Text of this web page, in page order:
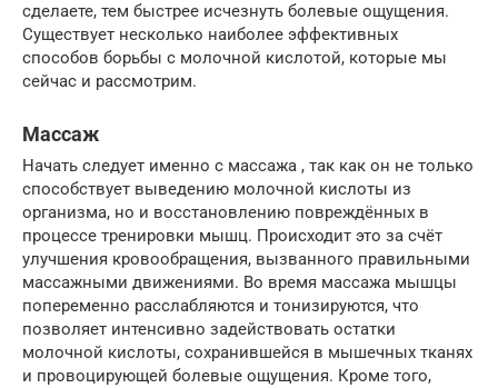
сделаете, тем быстрее исчезнуть болевые ощущения.
Существует несколько наиболее эффективных
способов борьбы с молочной кислотой, которые мы
сейчас и рассмотрим.
Массаж
Начать следует именно с массажа , так как он не только
способствует выведению молочной кислоты из
организма, но и восстановлению повреждённых в
процессе тренировки мышц. Происходит это за счёт
улучшения кровообращения, вызванного правильными
массажными движениями. Во время массажа мышцы
попеременно расслабляются и тонизируются, что
позволяет интенсивно задействовать остатки
молочной кислоты, сохранившейся в мышечных тканях
и провоцирующей болевые ощущения. Кроме того,